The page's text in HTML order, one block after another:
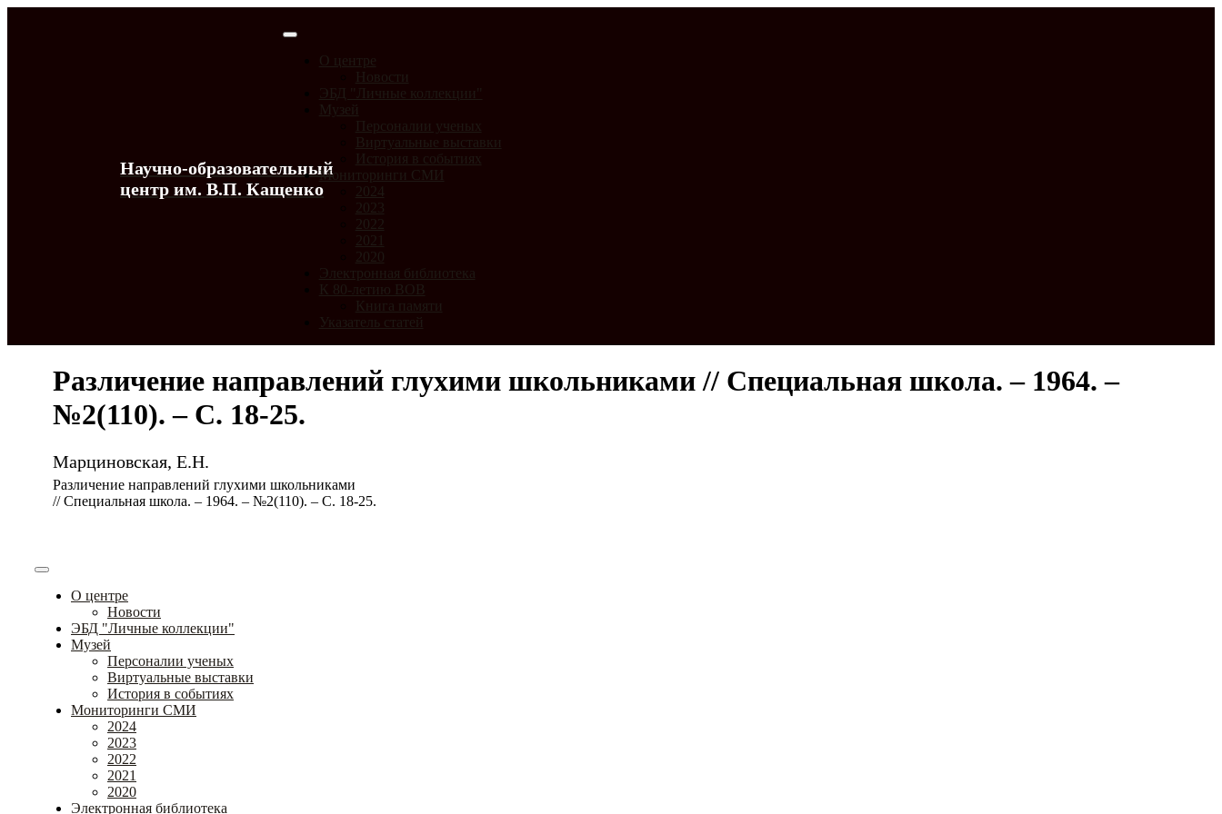
Научно-образовательный
центр им. В.П. Кащенко
О центре
Новости
ЭБД "Личные коллекции"
Музей
Персоналии ученых
Виртуальные выставки
История в событиях
Мониторинги СМИ
2024
2023
2022
2021
2020
Электронная библиотека
К 80-летию ВОВ
Книга памяти
Указатель статей
Различение направлений глухими школьниками // Специальная школа. – 1964. –
№2(110). – С. 18-25.
Марциновская, Е.Н.
Различение направлений глухими школьниками
// Специальная школа. – 1964. – №2(110). – С. 18-25.
О центре
Новости
ЭБД "Личные коллекции"
Музей
Персоналии ученых
Виртуальные выставки
История в событиях
Мониторинги СМИ
2024
2023
2022
2021
2020
Электронная библиотека